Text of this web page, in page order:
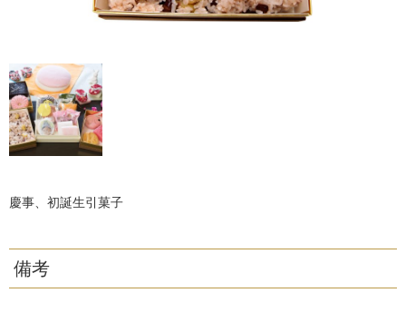
慶事、初誕生引菓子
備考